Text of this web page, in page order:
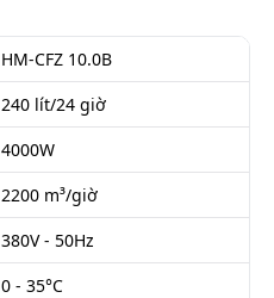
HM-CFZ 10.0B
240 lít/24 giờ
4000W
2200 m³/giờ
380V - 50Hz
0 - 35°C